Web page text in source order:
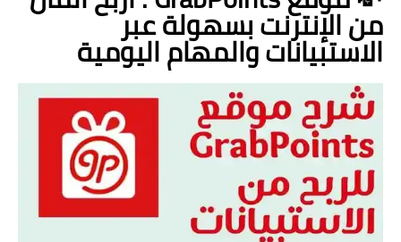
من الإنترنت بسهولة عبر
الاستبيانات والمهام اليومية